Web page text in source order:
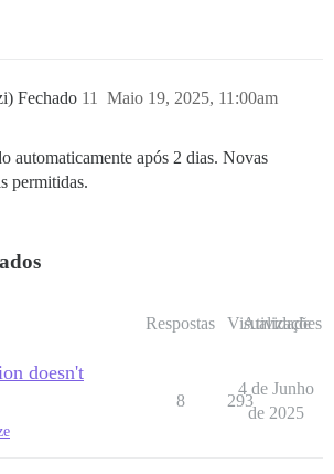
Fechado Maio 19, 2025, 11:00am
11
automaticamente após 2 dias. Novas
permitidas.
Respostas Visualizações
Atividade
doesn't
8 293
4 de Junho
de 2025